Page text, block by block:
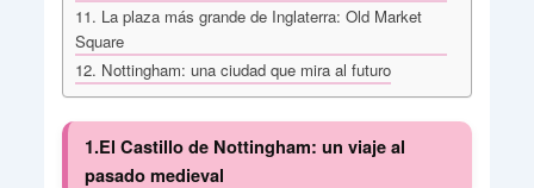
11. La plaza más grande de Inglaterra: Old Market
Square
12. Nottingham: una ciudad que mira al futuro
1.El Castillo de Nottingham: un viaje al
pasado medieval